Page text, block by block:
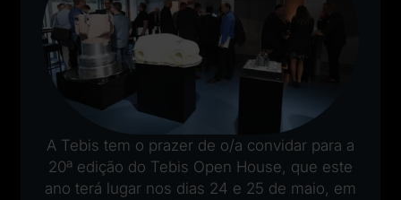
A Tebis tem o prazer de o/a convidar para a
20ª edição do Tebis Open House, que este
ano terá lugar nos dias 24 e 25 de maio, em